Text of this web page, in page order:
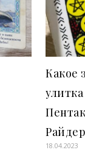
Какое
18.04.2023